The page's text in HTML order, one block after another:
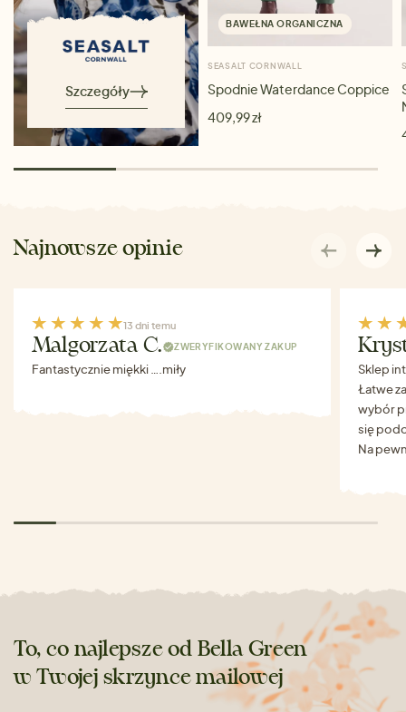
Szczegóły
BAWEŁNA ORGANICZNA
SEASALT CORNWALL
Spodnie Waterdance Coppice
409,99 zł
Najnowsze opinie
13 dni temu
Malgorzata C. ZWERYFIKOWANY ZAKUP
Fantastycznie miękki ….miły
Sklep
Łatwe
wybór
się
Na
To, co najlepsze od Bella Green
w Twojej skrzynce mailowej